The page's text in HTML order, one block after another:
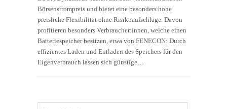
Börsenstrompreis und bietet eine besonders hohe
preisliche Flexibilität ohne Risikoaufschläge. Davon
profitieren besonders Verbraucher:innen, welche einen
Batteriespeicher besitzen, etwa von FENECON: Durch
effizientes Laden und Entladen des Speichers für den
Eigenverbrauch lassen sich günstige…